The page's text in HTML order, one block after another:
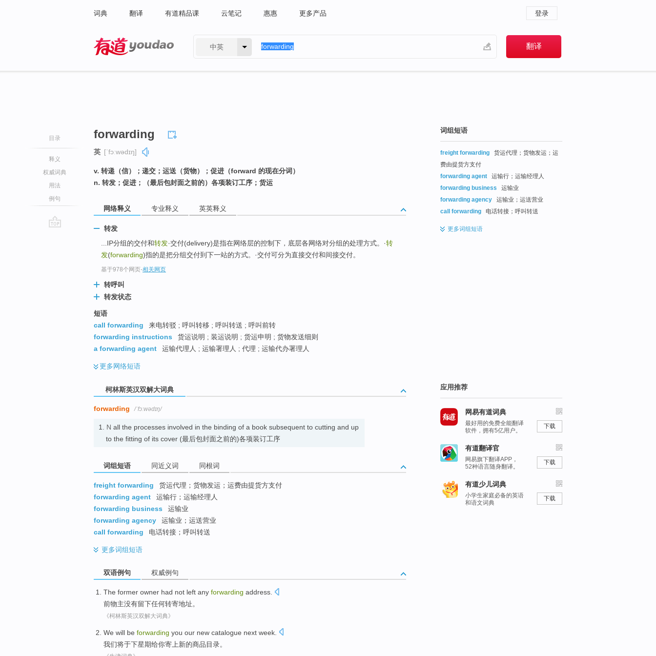
词典 翻译 有道精品课 云笔记 惠惠 更多产品 登录
中英
目录
释义
权威词典
用法
例句
forwarding
英 [ˈfɔːwədɪŋ]
v. 转递（信）；递交；运送（货物）；促进（forward 的现在分词）
n. 转发；促进；（最后包封面之前的）各项装订工序；货运
网络释义 专业释义 英英释义
转发
...IP分组的交付和转发·交付(delivery)是指在网络层的控制下，底层各网络对分组的处理方式。·转
发(forwarding)指的是把分组交付到下一站的方式。·交付可分为直接交付和间接交付。
基于978个网页-相关网页
转呼叫
转发状态
短语
call forwarding
来电转驳 ; 呼叫转移 ; 呼叫转送 ; 呼叫前转
forwarding instructions
货运说明 ; 装运说明 ; 货运申明 ; 货物发送细则
a forwarding agent
运输代理人 ; 运输署理人 ; 代理 ; 运输代办署理人
更多网络短语
柯林斯英汉双解大词典
forwarding /ˈfɔːwədɪŋ/
1. N all the processes involved in the binding of a book subsequent to cutting and up
to the fitting of its cover (最后包封面之前的)各项装订工序
词组短语 同近义词 同根词
freight forwarding
货运代理；货物发运；运费由提货方支付
forwarding agent
运输行；运输经理人
forwarding business
运输业
forwarding agency
运输业；运送营业
call forwarding
电话转接；呼叫转送
更多词组短语
双语例句 权威例句
The former owner had not left any forwarding address
前物主没有留下任何转寄地址。
《柯林斯英汉双解大词典》
We will be forwarding you our new catalogue next week
我们将于下星期给你寄上新的商品目录。
词组短语
freight forwarding
货运代理；货物发运；运
费由提货方支付
forwarding agent
运输行；运输经理人
forwarding business
运输业
forwarding agency
运输业；运送营业
call forwarding
电话转接；呼叫转送
更多词组短语
应用推荐